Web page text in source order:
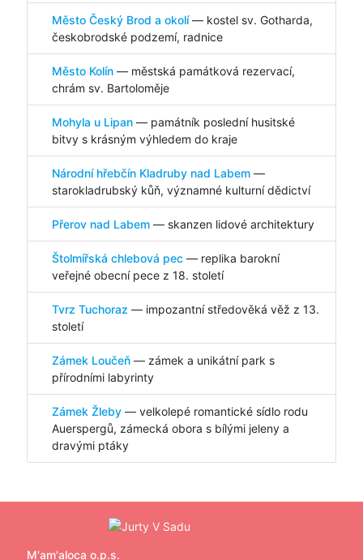
Město Český Brod a okolí— kostel sv. Gotharda,
českobrodské podzemí, radnice
Město Kolín— městská památková rezervací,
chrám sv. Bartoloměje
Mohyla u Lipan— památník poslední husitské
bitvy s krásným výhledem do kraje
Národní hřebčín Kladruby nad Labem—
starokladrubský kůň, významné kulturní dědictví
Přerov nad Labem — skanzen lidové architektury
Štolmířská chlebová pec— replika barokní
veřejné obecní pece z 18. století
Tvrz Tuchoraz — impozantní středověká věž z 13.
století
Zámek Loučeň— zámek a unikátní park s
přírodními labyrinty
Zámek Žleby— velkolepé romantické sídlo rodu
Auerspergů, zámecká obora s bílými jeleny a
dravými ptáky
M'am'aloca o.p.s.